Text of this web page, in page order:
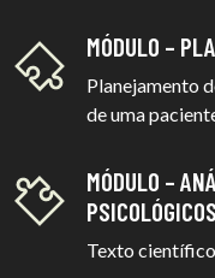
MÓDULO –
Planejamento
de uma
MÓDULO –
PSICOLÓGICOS
Texto